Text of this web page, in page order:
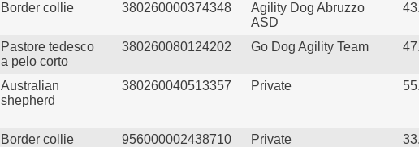
Border collie 380260000374348
Agility Dog Abruzzo
ASD
Pastore tedesco
a pelo corto
380260080124202 Go Dog Agility Team
Australian
shepherd
380260040513357 Private
Border collie 956000002438710 Private